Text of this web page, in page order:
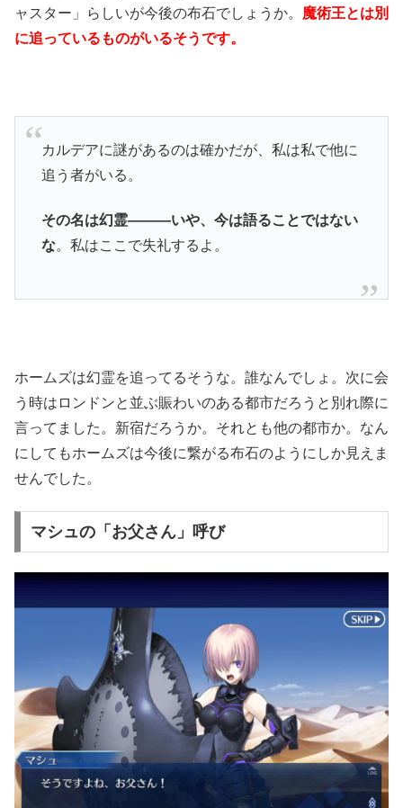
ャスター」らしいが今後の布石でしょうか。 魔術王とは別
に追っているものがいるそうです。
カルデアに謎があるのは確かだが、私は私で他に
追う者がいる。
その名は幻霊―――いや、今は語ることではない
な。私はここで失礼するよ。
ホームズは幻霊を追ってるそうな。誰なんでしょ。次に会
う時はロンドンと並ぶ賑わいのある都市だろうと別れ際に
言ってました。新宿だろうか。それとも他の都市か。なん
にしてもホームズは今後に繋がる布石のようにしか見えま
せんでした。
マシュの「お父さん」呼び